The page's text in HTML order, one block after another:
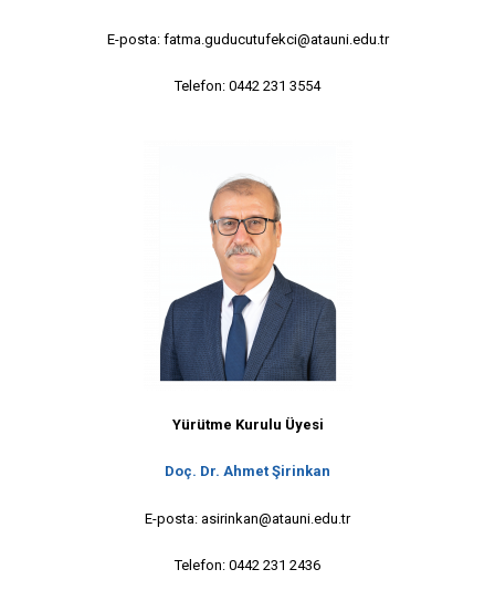
E-posta: fatma.guducutufekci@atauni.edu.tr
Telefon: 0442 231 3554
Yürütme Kurulu Üyesi
Doç. Dr. Ahmet Şirinkan
E-posta: asirinkan@atauni.edu.tr
Telefon: 0442 231 2436